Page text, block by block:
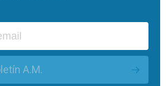
A.M.